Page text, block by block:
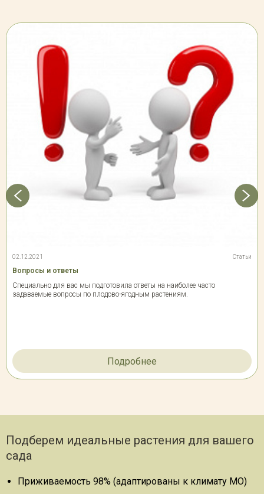
02.12.2021 Статьи
Вопросы и ответы
Специально для вас мы подготовила ответы на наиболее часто
задаваемые вопросы по плодово-ягодным растениям.
Подробнее
Подберем идеальные растения для вашего
сада
Приживаемость 98% (адаптированы к климату МО)